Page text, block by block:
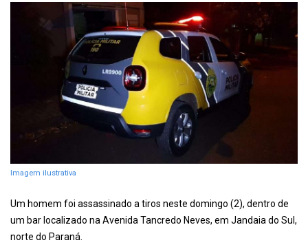
Imagem ilustrativa
Um homem foi assassinado a tiros neste domingo (2), dentro de
um bar localizado na Avenida Tancredo Neves, em Jandaia do Sul,
norte do Paraná.